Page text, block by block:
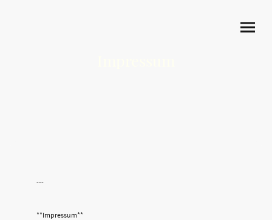
---
**Impressum**